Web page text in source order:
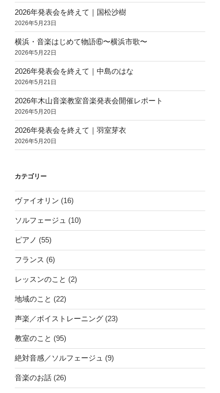
2026年発表会を終えて｜国松沙樹
2026年5月23日
横浜・音楽はじめて物語⑥〜横浜市歌〜
2026年5月22日
2026年発表会を終えて｜中島のはな
2026年5月21日
2026年木山音楽教室音楽発表会開催レポート
2026年5月20日
2026年発表会を終えて｜羽室芽衣
2026年5月20日
カテゴリー
ヴァイオリン (16)
ソルフェージュ (10)
ピアノ (55)
フランス (6)
レッスンのこと (2)
地域のこと (22)
声楽／ボイストレーニング (23)
教室のこと (95)
絶対音感／ソルフェージュ (9)
音楽のお話 (26)